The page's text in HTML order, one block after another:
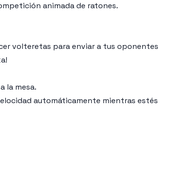
animada de ratones.
volteretas para enviar a tus oponentes
la mesa.
automáticamente mientras estés